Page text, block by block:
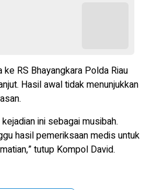
RS Bhayangkara Polda Riau
Hasil awal tidak menunjukkan
ini sebagai musibah.
hasil pemeriksaan medis untuk
tutup Kompol David.